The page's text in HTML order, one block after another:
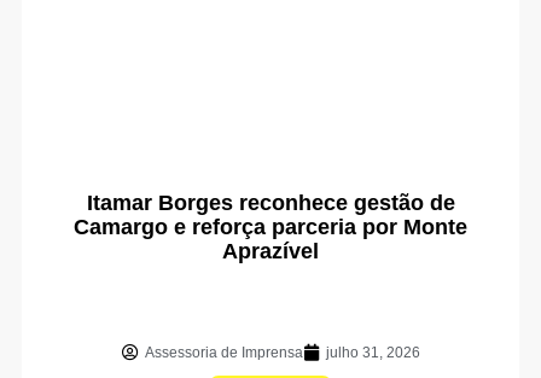
Itamar Borges reconhece gestão de
Camargo e reforça parceria por Monte
Aprazível
Assessoria de Imprensa julho 31, 2026